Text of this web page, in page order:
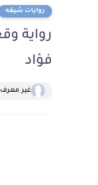
روايات شيقه
فؤاد
غير معرف